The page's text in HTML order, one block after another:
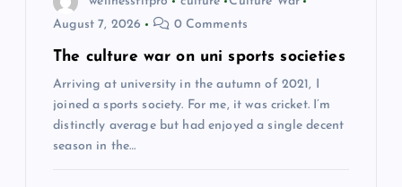
August 7, 2026
0 Comments
The culture war on uni sports societies
Arriving at university in the autumn of 2021, I
joined a sports society. For me, it was cricket. I’m
distinctly average but had enjoyed a single decent
season in the…